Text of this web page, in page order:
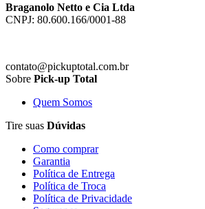
Braganolo Netto e Cia Ltda
CNPJ: 80.600.166/0001-88
contato@pickuptotal.com.br
Sobre Pick-up Total
Quem Somos
Tire suas Dúvidas
Como comprar
Garantia
Política de Entrega
Política de Troca
Política de Privacidade